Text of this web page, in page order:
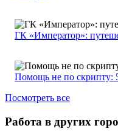
ГК «Император»:
Помощь не по скрипту:
Посмотреть все
Работа в других